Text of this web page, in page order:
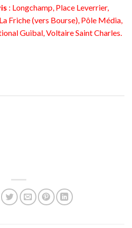
: Longchamp, Place Leverrier,
Friche (vers Bourse), Pôle Média,
Guibal, Voltaire Saint Charles.